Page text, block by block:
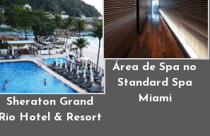
Sheraton Grand
Rio Hotel & Resort
Área de Spa no
Standard Spa
Miami